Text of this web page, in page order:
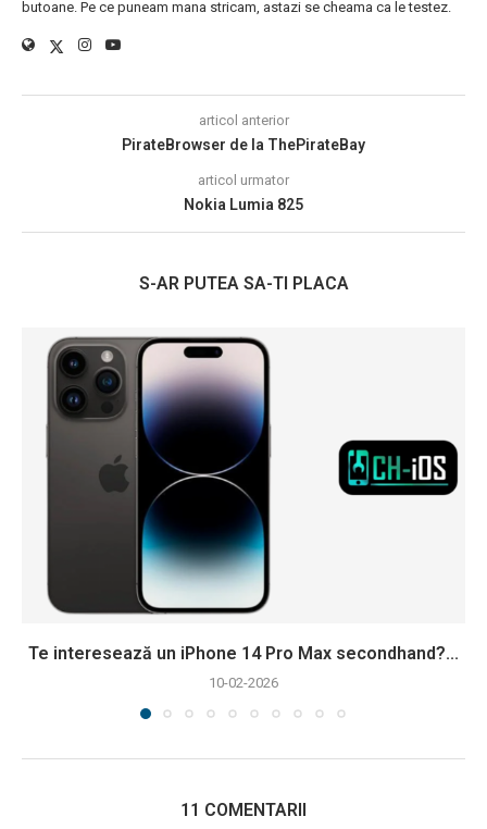
butoane. Pe ce puneam mana stricam, astazi se cheama ca le testez.
articol anterior
PirateBrowser de la ThePirateBay
articol urmator
Nokia Lumia 825
S-AR PUTEA SA-TI PLACA
Te interesează un iPhone 14 Pro Max secondhand?...
10-02-2026
11 COMENTARII